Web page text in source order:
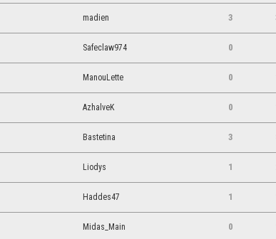
madien 3
Safeclaw974 0
ManouLette 0
AzhalveK 0
Bastetina 3
Liodys 1
Haddes47 1
Midas_Main 0